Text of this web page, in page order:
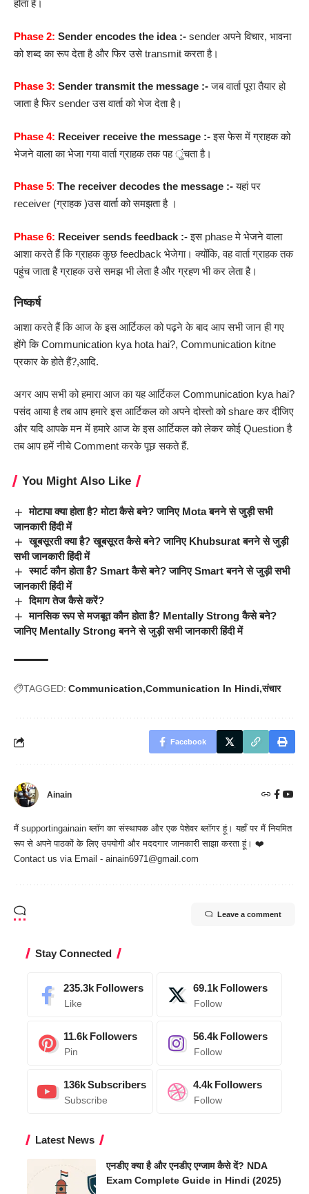
होता है।
Phase 2: Sender encodes the idea :- sender अपने विचार, भावना
को शब्द का रूप देता है और फिर उसे transmit करता है।
Phase 3: Sender transmit the message :-जब वार्ता पूरा तैयार हो
जाता है फिर sender उस वार्ता को भेज देता है।
Phase 4: Receiver receive the message :-इस फेस में ग्राहक को
भेजने वाला का भेजा गया वार्ता ग्राहक तक पह ुंचता है।
Phase 5: The receiver decodes the message :-यहां पर
receiver (ग्राहक )उस वार्ता को समझता है ।
Phase 6: Receiver sends feedback :-इस phase मे भेजने वाला
आशा करते हैं कि ग्राहक कुछ feedback भेजेगा। क्योंकि, वह वार्ता ग्राहक तक
पहुंच जाता है ग्राहक उसे समझ भी लेता है और ग्रहण भी कर लेता है।
निष्कर्ष
आशा करते हैं कि आज के इस आर्टिकल को पढ़ने के बाद आप सभी जान ही गए
होंगे कि Communication kya hota hai?, Communication kitne
प्रकार के होते हैं?,आदि.
अगर आप सभी को हमारा आज का यह आर्टिकल Communication kya hai?
पसंद आया है तब आप हमारे इस आर्टिकल को अपने दोस्तो को share कर दीजिए
और यदि आपके मन में हमारे आज के इस आर्टिकल को लेकर कोई Question है
तब आप हमें नीचे Comment करके पूछ सकते हैं.
You Might Also Like
मोटापा क्या होता है? मोटा कैसे बने? जानिए Mota बनने से जुड़ी सभी
जानकारी हिंदी में
खूबसूरती क्या है? खूबसूरत कैसे बने? जानिए Khubsurat बनने से जुड़ी
सभी जानकारी हिंदी में
स्मार्ट कौन होता है? Smart कैसे बने? जानिए Smart बनने से जुड़ी सभी
जानकारी हिंदी में
दिमाग तेज कैसे करें?
मानसिक रूप से मजबूत कौन होता है? Mentally Strong कैसे बने?
जानिए Mentally Strong बनने से जुड़ी सभी जानकारी हिंदी में
TAGGED: Communication Communication In Hindi संचार
Facebook
Ainain
मैं supportingainain ब्लॉग का संस्थापक और एक पेशेवर ब्लॉगर हूं। यहाँ पर मैं नियमित
रूप से अपने पाठकों के लिए उपयोगी और मददगार जानकारी साझा करता हूं। ❤️
Contact us via Email - ainain6971@gmail.com
Leave a comment
Stay Connected
235.3k Followers
Like
69.1k Followers
Follow
11.6k Followers
Pin
56.4k Followers
Follow
136kSubscribers
Subscribe
4.4k Followers
Follow
Latest News
एनडीए क्या है और एनडीए एग्जाम कैसे दें? NDA
Exam Complete Guide in Hindi (2025)